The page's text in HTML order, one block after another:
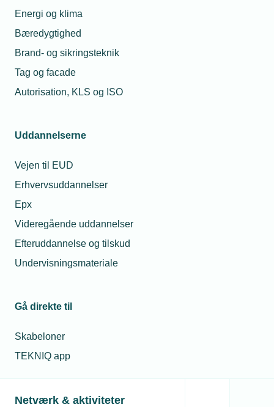
Energi og klima
Bæredygtighed
Brand- og sikringsteknik
Tag og facade
Autorisation, KLS og ISO
Uddannelserne
Vejen til EUD
Erhvervsuddannelser
Epx
Videregående uddannelser
Efteruddannelse og tilskud
Undervisningsmateriale
Gå direkte til
Skabeloner
TEKNIQ app
Netværk & aktiviteter